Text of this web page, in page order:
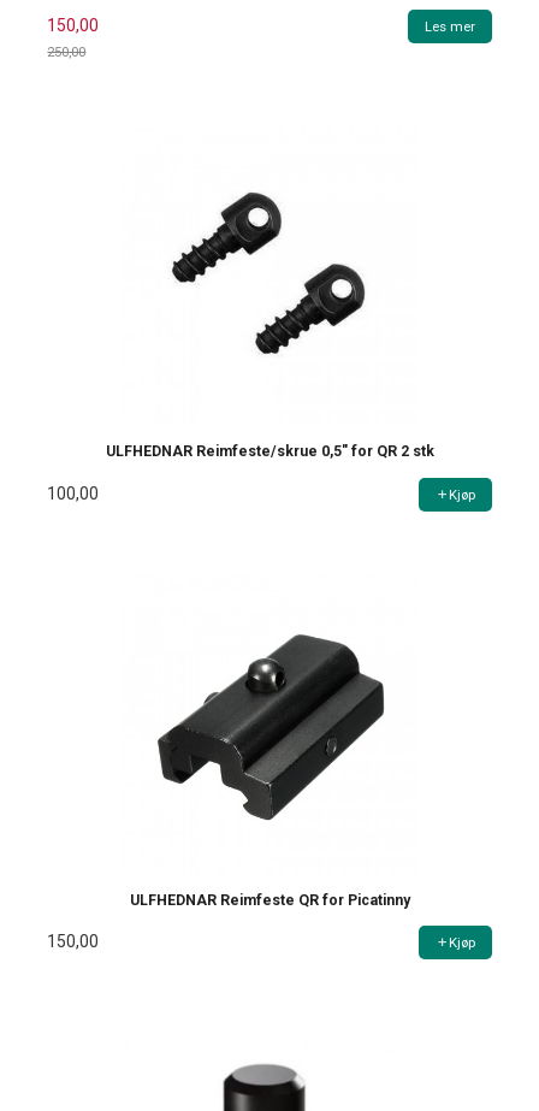
150,00
250,00
Les mer
ULFHEDNAR Reimfeste/skrue 0,5" for QR 2 stk
100,00 Kjøp
ULFHEDNAR Reimfeste QR for Picatinny
150,00 Kjøp